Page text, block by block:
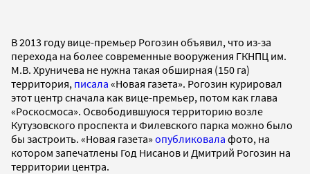
В 2013 году вице-премьер Рогозин объявил, что из-за
перехода на более современные вооружения ГКНПЦ им.
М.В. Хруничева не нужна такая обширная (150 га)
территория, писала «Новая газета». Рогозин курировал
этот центр сначала как вице-премьер, потом как глава
«Роскосмоса». Освободившуюся территорию возле
Кутузовского проспекта и Филевского парка можно было
бы застроить. «Новая газета» опубликовала фото, на
котором запечатлены Год Нисанов и Дмитрий Рогозин на
территории центра.